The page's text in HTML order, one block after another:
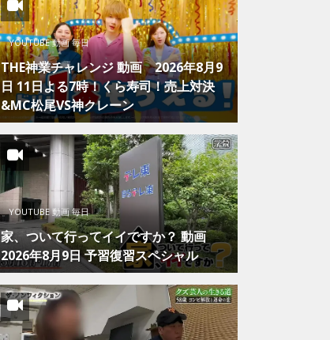
YOUTUBE 動画 毎日
THE神業チャレンジ 動画 2026年8月9
日 11日よる7時！くら寿司！売上対決
&MC松尾VS神クレーン
YOUTUBE 動画 毎日
家、ついて行ってイイですか？ 動画
2026年8月9日 予習復習スペシャル